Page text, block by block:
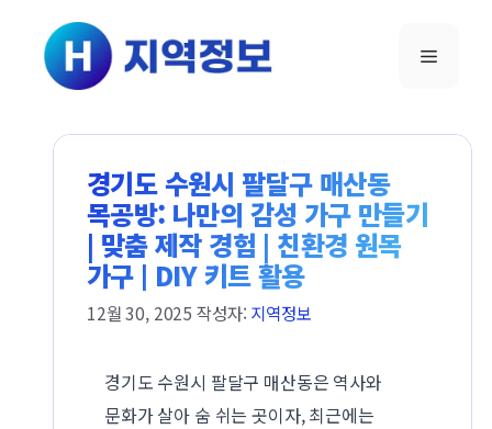
건너뛰기
메뉴
경기도 수원시 팔달구 매산동
목공방: 나만의 감성 가구 만들기
| 맞춤 제작 경험 | 친환경 원목
가구 | DIY 키트 활용
12월 30, 2025 작성자: 지역정보
경기도 수원시 팔달구 매산동은 역사와
문화가 살아 숨 쉬는 곳이자, 최근에는